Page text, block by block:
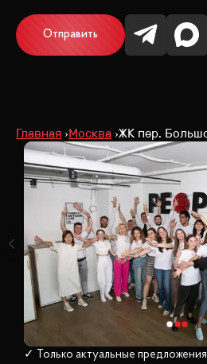
Отправить
Главная Москва ЖК пер.
✓ Только актуальные предложения